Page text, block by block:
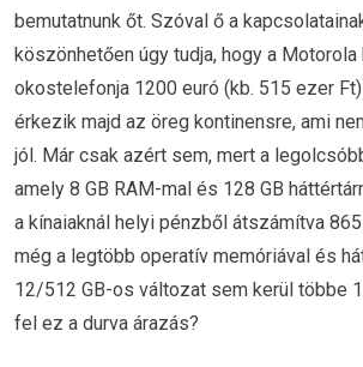
bemutatnunk őt. Szóval ő a
köszönhetően úgy tudja, hogy a Motorola
okostelefonja 1200 euró (kb. 515 ezer
érkezik majd az öreg kontinensre, ami
jól. Már csak azért sem, mert a
amely 8 GB RAM-mal és 128 GB
a kínaiaknál helyi pénzből átszámítva
még a legtöbb operatív memóriával és
12/512 GB-os változat sem kerül többe
fel ez a durva árazás?